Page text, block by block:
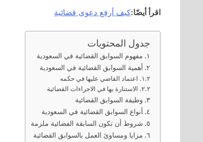
اقرأ أيضًا:كيف أرفع دعوى قضائية
جدول المحتويات
مفهوم السوابق القضائية في السعودية
أهمية السوابق القضائية في السعودية
اعتماد القاضي عليها في حكمه
الاستنارة بها في الاجراءات القضائية
وظيفة السوابق القضائية
أنواع السوابق القضائية في السعودية
شروط أن تكون السابقة الفضائية ملزمة
مزايا ومساوئ العمل بالسوابق القضائية